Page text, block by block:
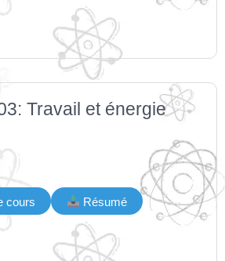
Travail et énergie
cours Résumé